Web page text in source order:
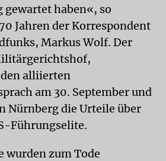
gewartet haben«, so
Jahren der Korrespondent
Markus Wolf. Der
alliierten
am 30. September und
Nürnberg die Urteile über
Führungselite.
wurden zum Tode